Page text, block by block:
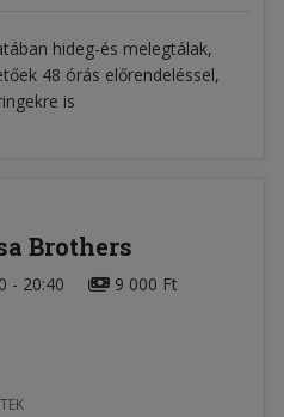
hideg-és melegtálak,
48 órás előrendeléssel,
is
Brothers
- 20:40 9 000 Ft